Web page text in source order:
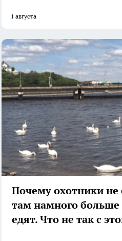
1 августа
Почему охотники не
там намного больше
едят. Что не так с